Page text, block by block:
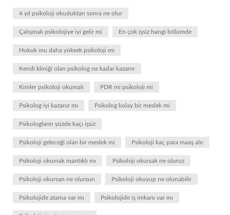
4 yıl psikoloji okuduktan sonra ne olur
Çalışmak psikolojiye iyi gelir mi En çok işsiz hangi bölümde
Hukuk mu daha yüksek psikoloji mi
Kendi kliniği olan psikolog ne kadar kazanır
Kimler psikoloji okumalı PDR mi psikoloji mi
Psikolog iyi kazanır mı Psikolog kolay bir meslek mi
Psikologların yüzde kaçı işsiz
Psikoloji geleceği olan bir meslek mi Psikoloji kaç para maaş alır
Psikoloji okumak mantıklı mı Psikoloji okursak ne oluruz
Psikoloji okursan ne olursun Psikoloji okuyup ne olunabilir
Psikolojide atama var mı Psikolojide iş imkanı var mı